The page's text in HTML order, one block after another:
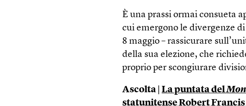
È una prassi ormai consueta
cui emergono le divergenze
8 maggio – rassicurare
della sua elezione, che
proprio per scongiurare
Ascolta |La puntata del
statunitense Robert